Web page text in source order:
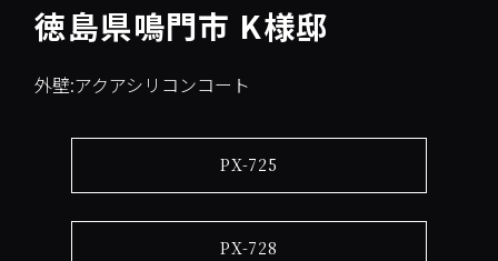
徳島県鳴門市 K様邸
外壁:アクアシリコンコート
PX-725
PX-728